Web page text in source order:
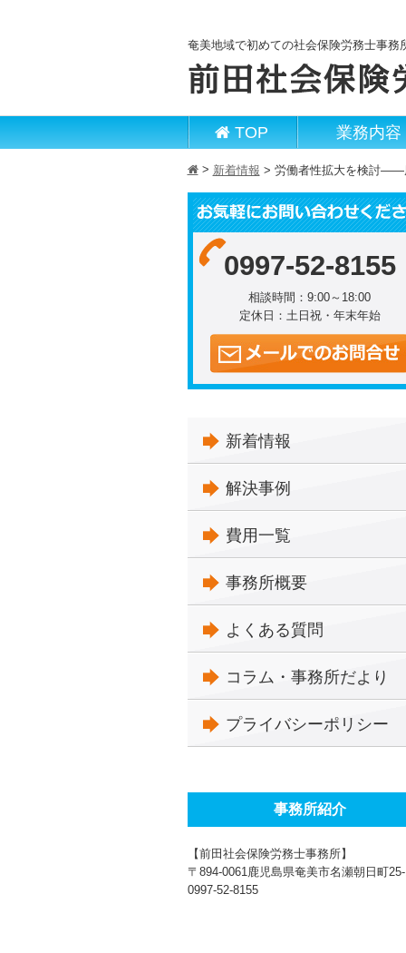
奄美地域で初めての社会保険労務士事務
TOP 業務内容
h> 新着情報 > 労働者性拡大を検討――
0997-52-8155
相談時間：9:00～18:00
定休日：土日祝・年末年始
新着情報
解決事例
費用一覧
事務所概要
よくある質問
コラム・事務所だより
プライバシーポリシー
事務所紹介
【前田社会保険労務士事務所】
〒894-0061鹿児島県奄美市名瀬朝日町
0997-52-8155